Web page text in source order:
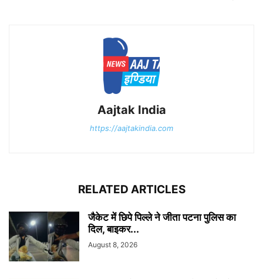
Aajtak India
https://aajtakindia.com
RELATED ARTICLES
जैकेट में छिपे पिल्ले ने जीता पटना पुलिस का
दिल, बाइकर...
August 8, 2026